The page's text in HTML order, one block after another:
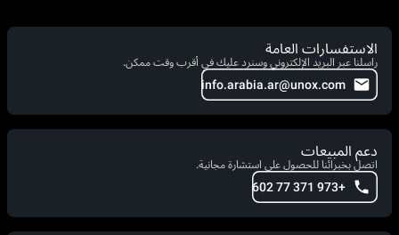
الاستفسارات العامة
راسلنا عبر البريد الإلكتروني وسنرد عليك في أقرب وقت ممكن.
info.arabia.ar@unox.com
دعم المبيعات
اتصل بخبرائنا للحصول على استشارة مجانية.
+973 371 77 602